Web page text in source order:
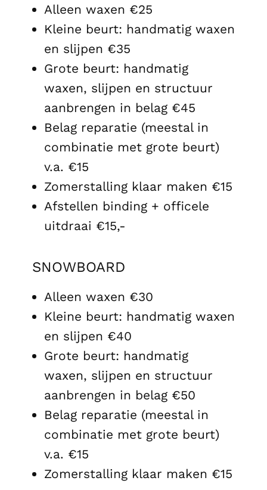
Alleen waxen €25
Kleine beurt: handmatig waxen
en slijpen €35
Grote beurt: handmatig
waxen, slijpen en structuur
aanbrengen in belag €45
Belag reparatie (meestal in
combinatie met grote beurt)
v.a. €15
Zomerstalling klaar maken €15
Afstellen binding + officele
uitdraai €15,-
SNOWBOARD
Alleen waxen €30
Kleine beurt: handmatig waxen
en slijpen €40
Grote beurt: handmatig
waxen, slijpen en structuur
aanbrengen in belag €50
Belag reparatie (meestal in
combinatie met grote beurt)
v.a. €15
Zomerstalling klaar maken €15